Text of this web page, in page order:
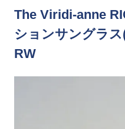
The Viridi-anne
ションサングラ
RW